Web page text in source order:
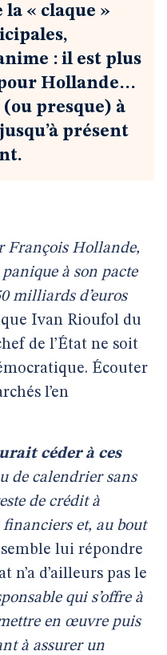
« claque »
: il est plus
Hollande…
presque) à
présent
François Hollande,
à son pacte
milliards d’euros
Ivan Rioufol du
de l’État ne soit
Écouter
l’en
céder à ces
de calendrier sans
de crédit à
et, au bout
lui répondre
n’a d’ailleurs pas le
qui s’offre à
en œuvre puis
à assurer un